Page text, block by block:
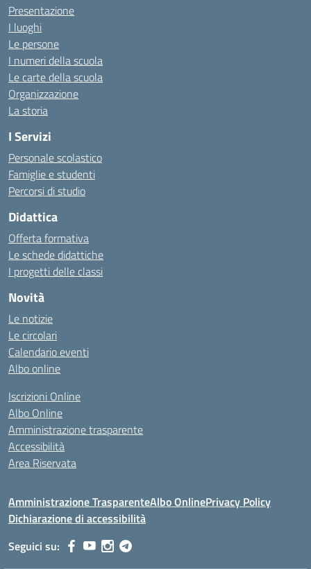
Presentazione
I luoghi
Le persone
I numeri della scuola
Le carte della scuola
Organizzazione
La storia
I Servizi
Personale scolastico
Famiglie e studenti
Percorsi di studio
Didattica
Offerta formativa
Le schede didattiche
I progetti delle classi
Novità
Le notizie
Le circolari
Calendario eventi
Albo online
Iscrizioni Online
Albo Online
Amministrazione trasparente
Accessibilità
Area Riservata
Amministrazione TrasparenteAlbo OnlinePrivacy Policy
Dichiarazione di accessibilità
Seguici su: